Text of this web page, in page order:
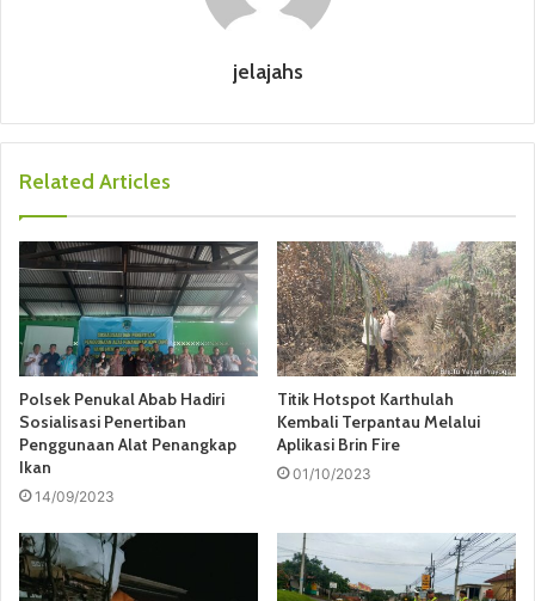
jelajahs
Related Articles
Polsek Penukal Abab Hadiri
Sosialisasi Penertiban
Penggunaan Alat Penangkap
Ikan
14/09/2023
Titik Hotspot Karthulah
Kembali Terpantau Melalui
Aplikasi Brin Fire
01/10/2023